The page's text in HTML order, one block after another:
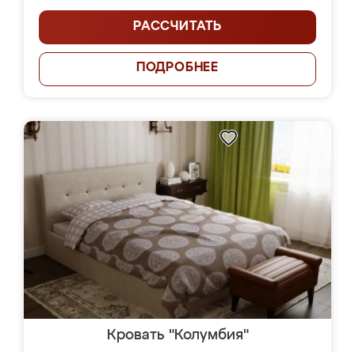
РАССЧИТАТЬ
ПОДРОБНЕЕ
Кровать "Колумбия"